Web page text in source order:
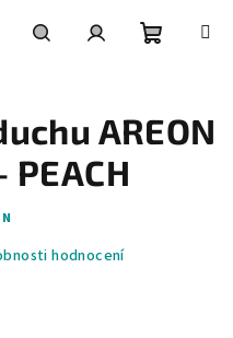
košík
AREON
PEACH
hodnocení